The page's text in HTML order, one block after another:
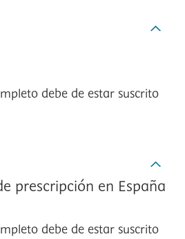
debe de estar suscrito
prescripción en España
debe de estar suscrito